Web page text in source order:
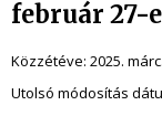
február 27-
Közzétéve: 2025.
Utolsó módosítás